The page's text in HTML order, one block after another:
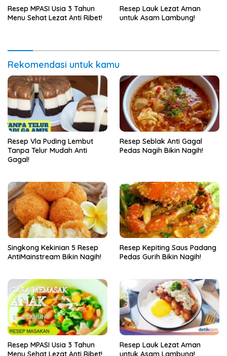
Resep MPASI Usia 3 Tahun
Menu Sehat Lezat Anti Ribet!
Resep Lauk Lezat Aman
untuk Asam Lambung!
Rekomendasi untuk kamu
Resep Vla Puding Lembut
Tanpa Telur Mudah Anti
Gagal!
Resep Seblak Anti Gagal
Pedas Nagih Bikin Nagih!
Singkong Kekinian 5 Resep
AntiMainstream Bikin Nagih!
Resep Kepiting Saus Padang
Pedas Gurih Bikin Nagih!
Resep MPASI Usia 3 Tahun
Menu Sehat Lezat Anti Ribet!
Resep Lauk Lezat Aman
untuk Asam Lambung!